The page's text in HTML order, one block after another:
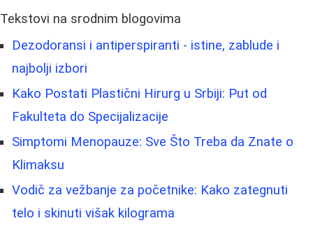
Tekstovi na srodnim blogovima
Dezodoransi i antiperspiranti - istine, zablude i
najbolji izbori
Kako Postati Plastični Hirurg u Srbiji: Put od
Fakulteta do Specijalizacije
Simptomi Menopauze: Sve Što Treba da Znate o
Klimaksu
Vodič za vežbanje za početnike: Kako zategnuti
telo i skinuti višak kilograma